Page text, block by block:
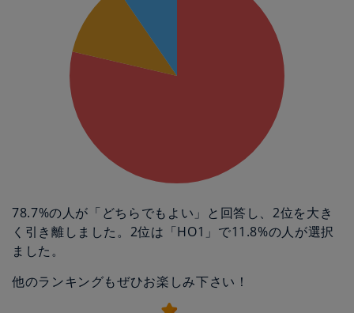
78.7%の人が「どちらでもよい」と回答し、2位を大き
く引き離しました。2位は「HO1」で11.8%の人が選択
ました。
他のランキングもぜひお楽しみ下さい！